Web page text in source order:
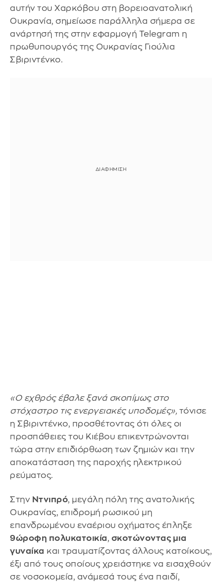
αυτήν του Χαρκόβου στη βορειοανατολική
Ουκρανία, σημείωσε παράλληλα σήμερα σε
ανάρτησή της στην εφαρμογή Telegram η
πρωθυπουργός της Ουκρανίας Γιούλια
Σβιριντένκο.
«Ο εχθρός έβαλε ξανά σκοπίμως στο
στόχαστρο τις ενεργειακές υποδομές», τόνισε
η Σβιριντένκο, προσθέτοντας ότι όλες οι
προσπάθειες του Κιέβου επικεντρώνονται
τώρα στην επιδιόρθωση των ζημιών και την
αποκατάσταση της παροχής ηλεκτρικού
ρεύματος.
Στην Ντνιπρό, μεγάλη πόλη της ανατολικής
Ουκρανίας, επιδρομή ρωσικού μη
επανδρωμένου εναέριου οχήματος έπληξε
9ώροφη πολυκατοικία, σκοτώνοντας μια
γυναίκα και τραυματίζοντας άλλους κατοίκους,
έξι από τους οποίους χρειάστηκε να εισαχθούν
σε νοσοκομεία, ανάμεσά τους ένα παιδί,